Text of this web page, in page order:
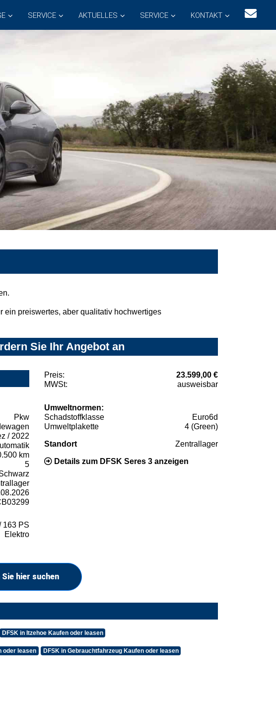
SERVICE AKTUELLES SERVICE KONTAKT
ein preiswertes, aber qualitativ hochwertiges
Sie Ihr Angebot an
Preis:
23.599,00 €
MWSt:
ausweisbar
Pkw
/ 2022
km
5
163 PS
Elektro
Umweltnormen:
Schadstoffklasse
Euro6d
Umweltplakette
4 (Green)
Standort Zentrallager
Details zum DFSK Seres 3 anzeigen
hier suchen
DFSK in Itzehoe Kaufen oder leasen
oder leasen DFSK in Gebrauchtfahrzeug Kaufen oder leasen